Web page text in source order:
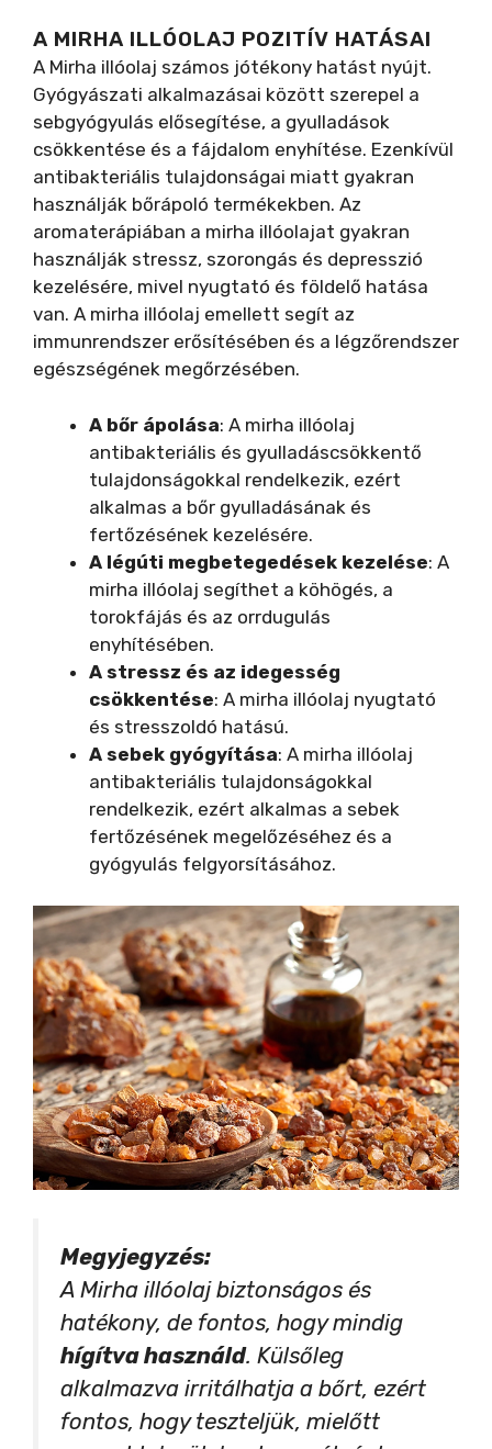
A MIRHA ILLÓOLAJ POZITÍV HATÁSAI
A Mirha illóolaj számos jótékony hatást nyújt.
Gyógyászati alkalmazásai között szerepel a
sebgyógyulás elősegítése, a gyulladások
csökkentése és a fájdalom enyhítése. Ezenkívül
antibakteriális tulajdonságai miatt gyakran
használják bőrápoló termékekben. Az
aromaterápiában a mirha illóolajat gyakran
használják stressz, szorongás és depresszió
kezelésére, mivel nyugtató és földelő hatása
van. A mirha illóolaj emellett segít az
immunrendszer erősítésében és a légzőrendszer
egészségének megőrzésében.
A bőr ápolása: A mirha illóolaj
antibakteriális és gyulladáscsökkentő
tulajdonságokkal rendelkezik, ezért
alkalmas a bőr gyulladásának és
fertőzésének kezelésére.
A légúti megbetegedések kezelése: A
mirha illóolaj segíthet a köhögés, a
torokfájás és az orrdugulás
enyhítésében.
A stressz és az idegesség
csökkentése: A mirha illóolaj nyugtató
és stresszoldó hatású.
A sebek gyógyítása: A mirha illóolaj
antibakteriális tulajdonságokkal
rendelkezik, ezért alkalmas a sebek
fertőzésének megelőzéséhez és a
gyógyulás felgyorsításához.
Megyjegyzés:
A Mirha illóolaj biztonságos és
hatékony, de fontos, hogy mindig
hígítva használd. Külsőleg
alkalmazva irritálhatja a bőrt, ezért
fontos, hogy teszteljük, mielőtt